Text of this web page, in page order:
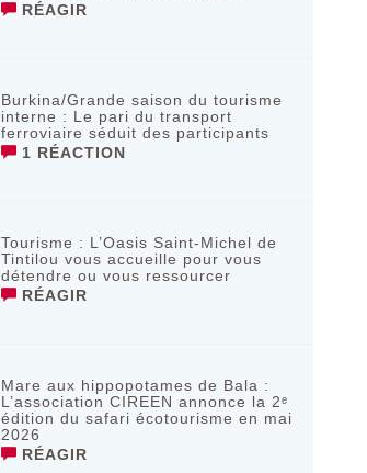
RÉAGIR
Burkina/Grande saison du tourisme
interne : Le pari du transport
ferroviaire séduit des participants
1 RÉACTION
Tourisme : L’Oasis Saint-Michel de
Tintilou vous accueille pour vous
détendre ou vous ressourcer
RÉAGIR
Mare aux hippopotames de Bala :
L’association CIREEN annonce la 2ᵉ
édition du safari écotourisme en mai
2026
RÉAGIR